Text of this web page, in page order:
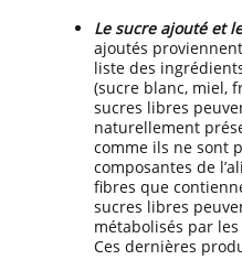
Le sucre ajouté et
ajoutés
liste des
(sucre blanc, miel,
sucres libres
naturellement
comme ils ne sont
composantes de
fibres que
sucres libres
métabolisés par
Ces dernières